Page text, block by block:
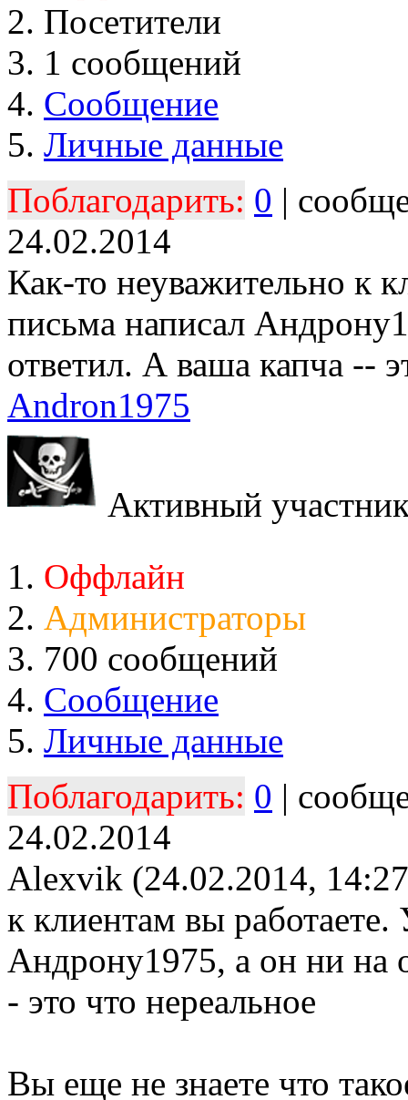
Посетители
1 сообщений
Сообщение
Личные данные
Поблагодарить: 0 |
24.02.2014
Как-то неуважительно к
письма написал
ответил. А ваша капча --
Andron1975
Активный
Оффлайн
Администраторы
700 сообщений
Сообщение
Личные данные
Поблагодарить: 0 |
24.02.2014
Alexvik (24.02.2014,
к клиентам вы
Андрону1975, а он ни на
- это что нереальное
Вы еще не знаете что